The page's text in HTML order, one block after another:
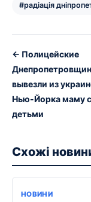
#радіація
← Полицейские
вывезли из
Нью-Йорка маму
детьми
Схожі
НОВИНИ